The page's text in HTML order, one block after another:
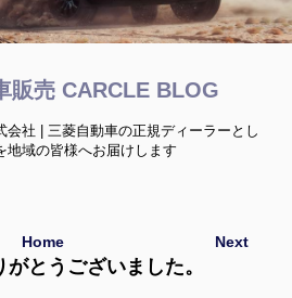
販売 CARCLE BLOG
会社 | 三菱自動車の正規ディーラーとし
地域の皆様へお届けします
Next
Home
とうございました。